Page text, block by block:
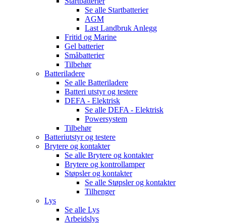
Se alle Startbatterier
AGM
Last Landbruk Anlegg
Fritid og Marine
Gel batterier
Småbatterier
Tilbehør
Batteriladere
Se alle Batteriladere
Batteri utstyr og testere
DEFA - Elektrisk
Se alle DEFA - Elektrisk
Powersystem
Tilbehør
Batteriutstyr og testere
Brytere og kontakter
Se alle Brytere og kontakter
Brytere og kontrollamper
Støpsler og kontakter
Se alle Støpsler og kontakter
Tilhenger
Lys
Se alle Lys
Arbeidslys